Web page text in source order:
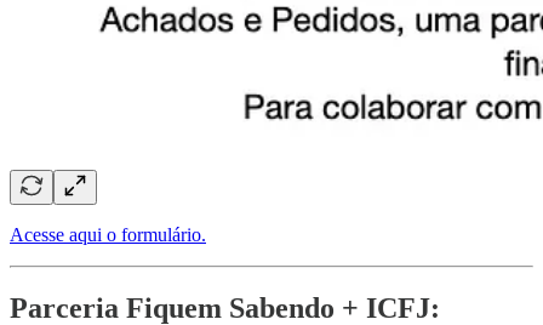
Acesse aqui o formulário.
Parceria Fiquem Sabendo + ICFJ: